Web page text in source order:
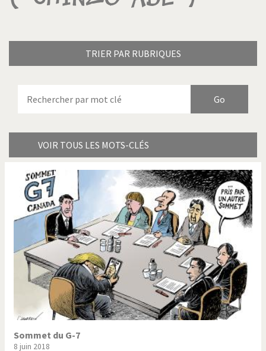
TRIER PAR RUBRIQUES
VOIR TOUS LES MOTS-CLÉS
Bienvenue en Italie
Bye Biden! Catholique ou pas très?
Chère énergie! Crise grecque
Cybermonde
Du printemps arabe à
l'hiver
Election présidentielle US Guerre en Syrie
Hopp Deutschland Israël - Palestine
L'Amérique et les armes L'Iran tremble
La Chine et nous
La Corée du Nord: guerre ou
Sommet du G-7
8 juin 2018